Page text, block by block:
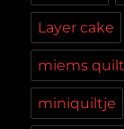
Layer cake
miems quilt
miniquiltje